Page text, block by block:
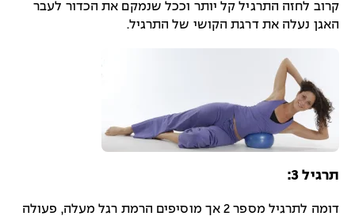
קרוב לחזה התרגיל קל יותר וככל שנמקם את הכדור לעבר
האגן נעלה את דרגת הקושי של התרגיל.
תרגיל 3:
דומה לתרגיל מספר 2 אך מוסיפים הרמת רגל מעלה, פעולה